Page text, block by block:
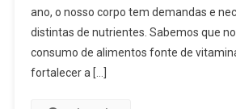
ano, o nosso corpo tem demandas e
distintas de nutrientes. Sabemos que
consumo de alimentos fonte de
fortalecer a […]